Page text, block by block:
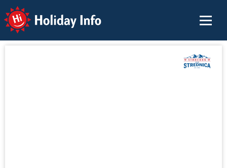
Holiday Info